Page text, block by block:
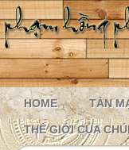
HOME TẢN
THẾ GIỚI CỦA